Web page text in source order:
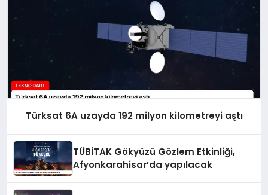
Türksat 6A uzayda 192 milyon kilometreyi aştı
TÜBİTAK Gökyüzü Gözlem Etkinliği,
Afyonkarahisar’da yapılacak